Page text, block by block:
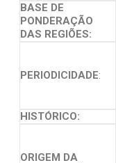
BASE DE
PONDERAÇÃO
DAS REGIÕES:
PERIODICIDADE:
HISTÓRICO:
ORIGEM DA